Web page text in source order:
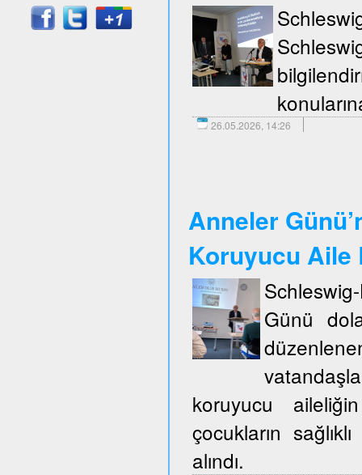
26.05.2026, 14:26
Anneler
Koruyucu Aile
Günü
koruyucu
çocukların
alındı.